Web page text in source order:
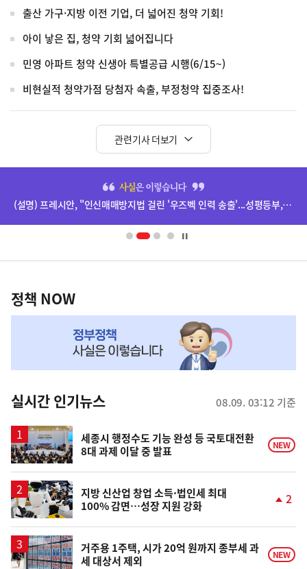
출산 가구·지방 이전 기업, 더 넓어진 청약 기회!
아이 낳은 집, 청약 기회 넓어집니다
민영 아파트 청약 신생아 특별공급 시행(6/15~)
비현실적 청약가점 당첨자 속출, 부정청약 집중조사!
관련기사 더보기
배
영
(설명) 프레시안, "인신매매방지법 걸린 '우즈벡 인력 송출'...성평등부,노동·법무부에 개선 요청" 관련
책
NOW,
뉴
스
정책 NOW
실시간 인기뉴스 08.09. 03:12 기준
세종시 행정수도 기능 완성 등 국토대전환
8대 과제 이달 중 발표
NEW
지방 신산업 창업 소득·법인세 최대
100% 감면…성장 지원 강화
승
2
거주용 1주택, 시가 20억 원까지 종부세 과
세 대상서 제외
NEW